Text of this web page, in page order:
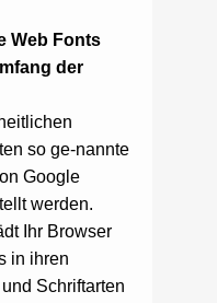
Web Fonts
der
so ge-nannte
Google
werden.
Ihr Browser
in ihren
Schriftarten